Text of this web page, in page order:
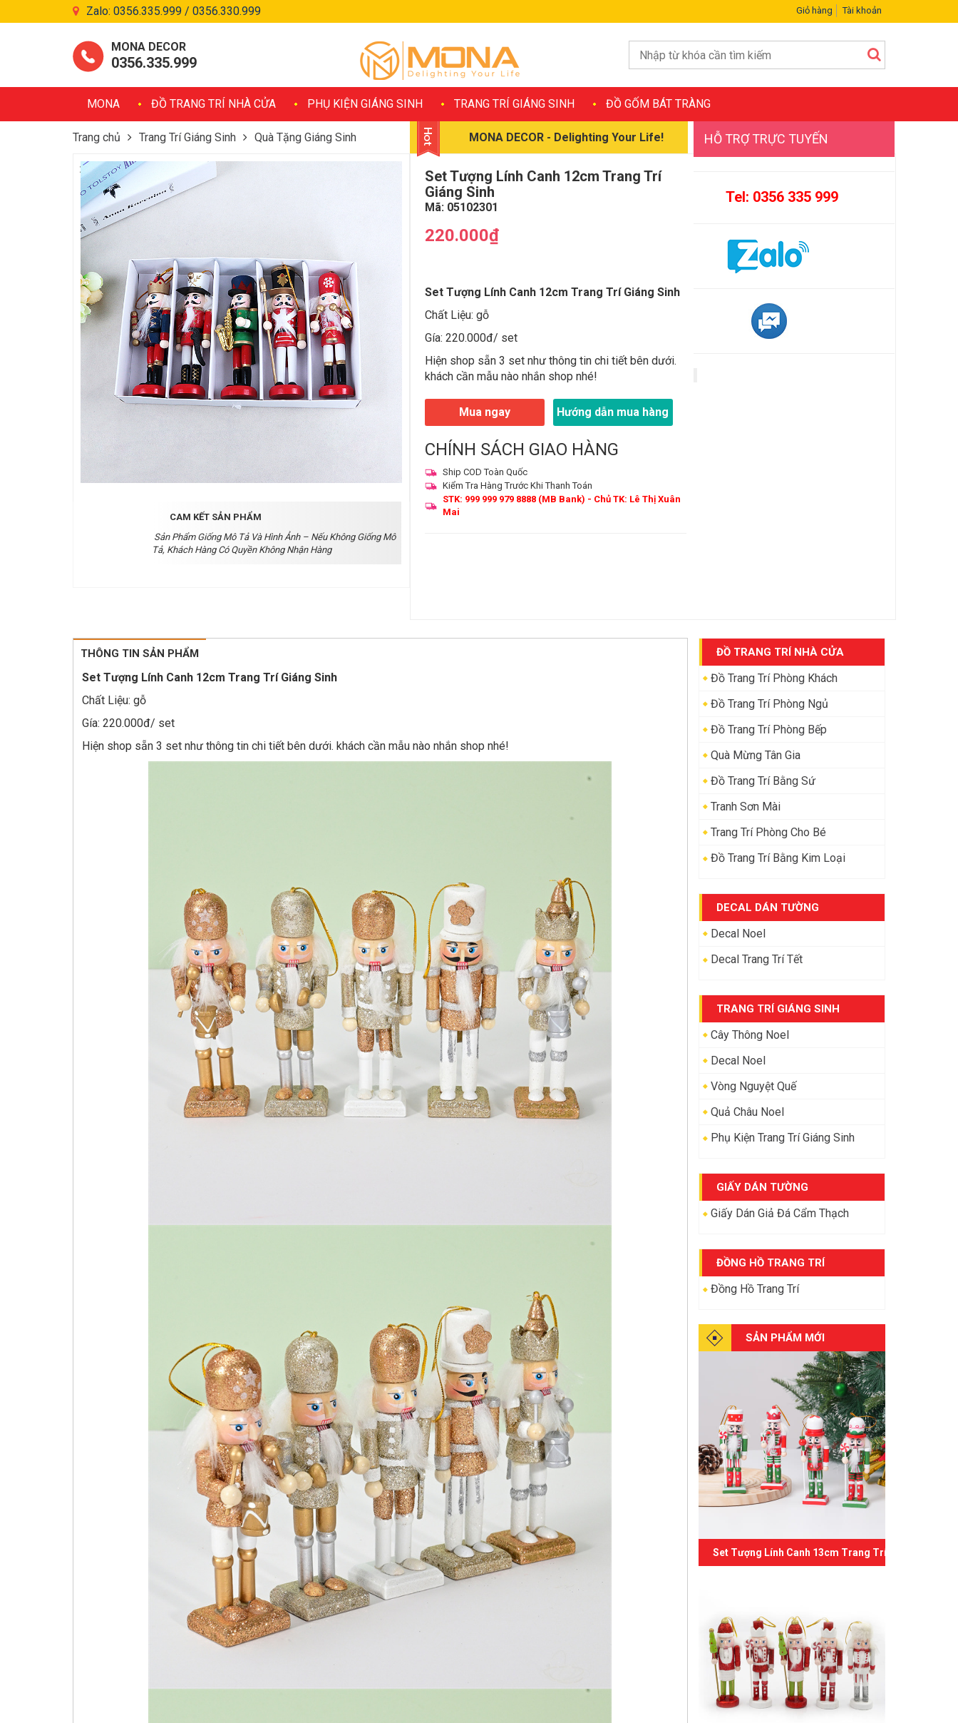
Zalo: 0356.335.999 / 0356.330.999 Giỏ hàng Tài khoản
MONA DECOR
0356.335.999
MONA ĐỒ TRANG TRÍ NHÀ CỬA PHỤ KIỆN GIÁNG SINH TRANG TRÍ GIÁNG SINH ĐỒ GỐM BÁT TRÀNG
Trang chủ Trang Trí Giáng Sinh Quà Tặng Giáng Sinh
Set Tượng Lính Canh 12cm Trang Trí Giáng Sinh
MONA DECOR - Delighting Your Life!
CAM KẾT SẢN PHẨM
Sản Phẩm Giống Mô Tả Và Hình Ảnh – Nếu Không Giống Mô
Tả, Khách Hàng Có Quyền Không Nhận Hàng
Set Tượng Lính Canh 12cm Trang Trí
Giáng Sinh
Mã: 05102301
220.000₫
Set Tượng Lính Canh 12cm Trang Trí Giáng Sinh
Chất Liệu: gỗ
Gía: 220.000đ/ set
Hiện shop sẵn 3 set như thông tin chi tiết bên dưới.
khách cần mẫu nào nhắn shop nhé!
Mua ngay Hướng dẫn mua hàng
CHÍNH SÁCH GIAO HÀNG
Ship COD Toàn Quốc
Kiểm Tra Hàng Trước Khi Thanh Toán
STK: 999 999 979 8888 (MB Bank) - Chủ TK: Lê Thị Xuân
Mai
HỖ TRỢ TRỰC TUYẾN
Tel: 0356 335 999
ĐỒ TRANG TRÍ NHÀ CỬA
Đồ Trang Trí Phòng Khách
Đồ Trang Trí Phòng Ngủ
Đồ Trang Trí Phòng Bếp
Quà Mừng Tân Gia
Đồ Trang Trí Bằng Sứ
Tranh Sơn Mài
Trang Trí Phòng Cho Bé
Đồ Trang Trí Bằng Kim Loại
DECAL DÁN TƯỜNG
Decal Noel
Decal Trang Trí Tết
TRANG TRÍ GIÁNG SINH
Cây Thông Noel
Decal Noel
Vòng Nguyệt Quế
Quả Châu Noel
Phụ Kiện Trang Trí Giáng Sinh
GIẤY DÁN TƯỜNG
Giấy Dán Giả Đá Cẩm Thạch
ĐỒNG HỒ TRANG TRÍ
Đồng Hồ Trang Trí
SẢN PHẨM MỚI
Set Tượng Lính Canh 13cm Trang Trí Giáng Sinh 07
THÔNG TIN SẢN PHẨM
Set Tượng Lính Canh 12cm Trang Trí Giáng Sinh
Chất Liệu: gỗ
Gía: 220.000đ/ set
Hiện shop sẵn 3 set như thông tin chi tiết bên dưới. khách cần mẫu nào nhắn shop nhé!